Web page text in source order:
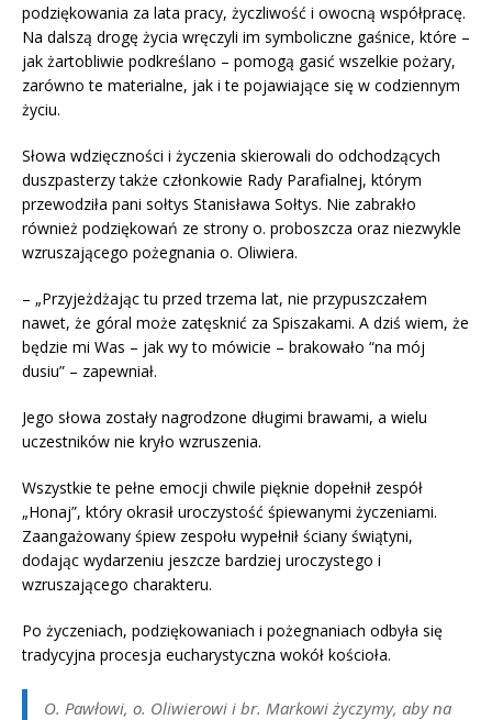
podziękowania za lata pracy, życzliwość i owocną współpracę.
Na dalszą drogę życia wręczyli im symboliczne gaśnice, które –
jak żartobliwie podkreślano – pomogą gasić wszelkie pożary,
zarówno te materialne, jak i te pojawiające się w codziennym
życiu.
Słowa wdzięczności i życzenia skierowali do odchodzących
duszpasterzy także członkowie Rady Parafialnej, którym
przewodziła pani sołtys Stanisława Sołtys. Nie zabrakło
również podziękowań ze strony o. proboszcza oraz niezwykle
wzruszającego pożegnania o. Oliwiera.
– „Przyjeżdżając tu przed trzema lat, nie przypuszczałem
nawet, że góral może zatęsknić za Spiszakami. A dziś wiem, że
będzie mi Was – jak wy to mówicie – brakowało “na mój
dusiu” – zapewniał.
Jego słowa zostały nagrodzone długimi brawami, a wielu
uczestników nie kryło wzruszenia.
Wszystkie te pełne emocji chwile pięknie dopełnił zespół
„Honaj”, który okrasił uroczystość śpiewanymi życzeniami.
Zaangażowany śpiew zespołu wypełnił ściany świątyni,
dodając wydarzeniu jeszcze bardziej uroczystego i
wzruszającego charakteru.
Po życzeniach, podziękowaniach i pożegnaniach odbyła się
tradycyjna procesja eucharystyczna wokół kościoła.
O. Pawłowi, o. Oliwierowi i br. Markowi życzymy, aby na